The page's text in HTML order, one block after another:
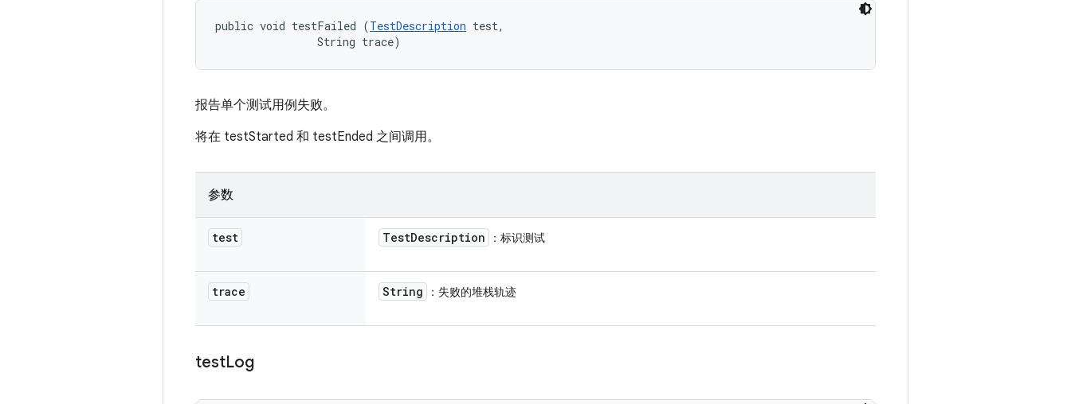
public void testFailed (TestDescription test,
                String trace)
报告单个测试用例失败。
将在 testStarted 和 testEnded 之间调用。
参数
test TestDescription ：标识测试
trace String ：失败的堆栈轨迹
testLog